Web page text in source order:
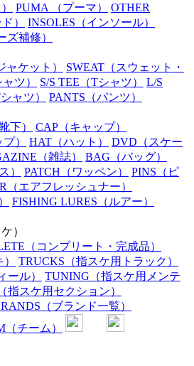
PUMA （プーマ）
OTHER
） INSOLES （インソール）
ズ補修）
ャケット） SWEAT （スウェット・
ャツ） S/S TEE （Tシャツ）
L/S
ャツ） PANTS （パンツ）
下） CAP （キャップ）
） HAT （ハット） DVD （スケー
（雑誌） BAG （バッグ）
） PATCH （ワッペン） PINS （ピ
（エアフレッシュナー）
FISHING LURES （ルアー）
）
（コンプリート・完成品）
TRUCKS （指スケ用トラック）
ール） TUNING （指スケ用メンテ
（指スケ用セクション）
（ブランド一覧）
（チーム）